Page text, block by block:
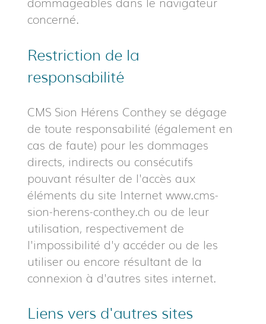
concerné.
Restriction de la
responsabilité
CMS Sion Hérens Conthey se dégage
de toute responsabilité (également en
cas de faute) pour les dommages
directs, indirects ou consécutifs
pouvant résulter de l'accès aux
éléments du site Internet www.cms-
sion-herens-conthey.ch ou de leur
utilisation, respectivement de
l'impossibilité d'y accéder ou de les
utiliser ou encore résultant de la
connexion à d'autres sites internet.
Liens vers d'autres sites